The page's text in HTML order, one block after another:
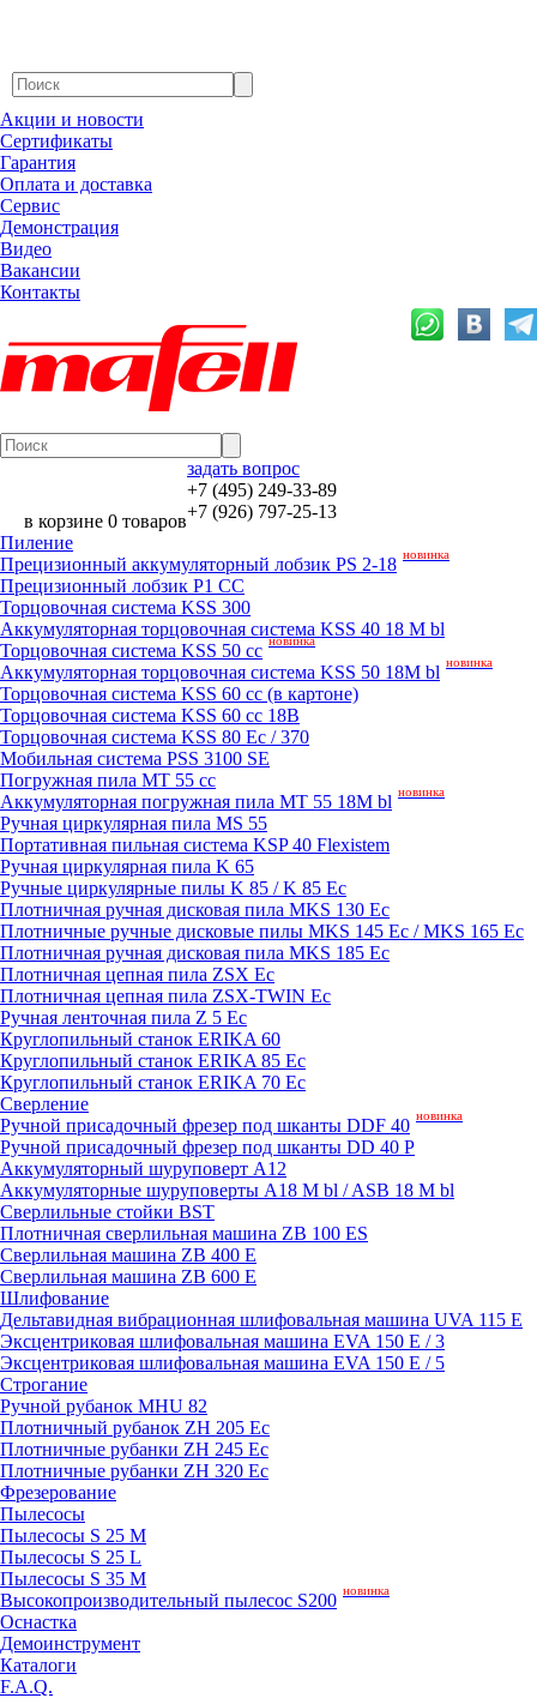
Акции и новости
Сертификаты
Гарантия
Оплата и доставка
Сервис
Демонстрация
Видео
Вакансии
Контакты
в корзине 0 товаров
задать вопрос
+7 (495) 249-33-89
+7 (926) 797-25-13
Пиление
Прецизионный аккумуляторный лобзик PS 2-18 новинка
Прецизионный лобзик P1 CC
Торцовочная система KSS 300
Аккумуляторная торцовочная система KSS 40 18 M bl
Торцовочная система KSS 50 сс новинка
Аккумуляторная торцовочная система KSS 50 18M bl новинка
Торцовочная система KSS 60 cc (в картоне)
Торцовочная система KSS 60 cc 18В
Торцовочная система KSS 80 Ec / 370
Мобильная система PSS 3100 SE
Погружная пила MT 55 cc
Аккумуляторная погружная пила MT 55 18M bl новинка
Ручная циркулярная пила MS 55
Портативная пильная система KSP 40 Flexistem
Ручная циркулярная пила K 65
Ручные циркулярные пилы K 85 / K 85 Ec
Плотничная ручная дисковая пила MKS 130 Ec
Плотничные ручные дисковые пилы MKS 145 Ec / MKS 165 Ec
Плотничная ручная дисковая пила MKS 185 Ec
Плотничная цепная пила ZSX Ec
Плотничная цепная пила ZSX-TWIN Ec
Ручная ленточная пила Z 5 Ec
Круглопильный станок ERIKA 60
Круглопильный станок ERIKA 85 Ec
Круглопильный станок ERIKA 70 Ec
Сверление
Ручной присадочный фрезер под шканты DDF 40 новинка
Ручной присадочный фрезер под шканты DD 40 P
Аккумуляторный шуруповерт A12
Аккумуляторные шуруповерты A18 M bl / ASB 18 M bl
Сверлильные стойки BST
Плотничная сверлильная машина ZB 100 ES
Сверлильная машина ZB 400 E
Сверлильная машина ZB 600 E
Шлифование
Дельтавидная вибрационная шлифовальная машина UVA 115 E
Эксцентриковая шлифовальная машина EVA 150 E / 3
Эксцентриковая шлифовальная машина EVA 150 E / 5
Строгание
Ручной рубанок MHU 82
Плотничный рубанок ZH 205 Ec
Плотничные рубанки ZH 245 Ec
Плотничные рубанки ZH 320 Ec
Фрезерование
Пылесосы
Пылесосы S 25 M
Пылесосы S 25 L
Пылесосы S 35 M
Высокопроизводительный пылесос S200 новинка
Оснастка
Демоинструмент
Каталоги
F.A.Q.